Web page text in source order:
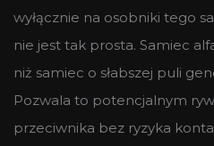
wyłącznie na osobniki tego
nie jest tak prosta. Samiec
niż samiec o słabszej puli
Pozwala to potencjalnym
przeciwnika bez ryzyka